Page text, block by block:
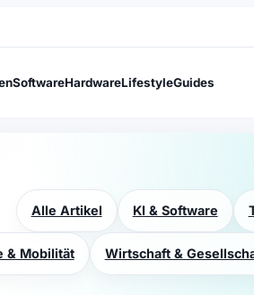
SoftwareHardwareLifestyleGuides
Alle Artikel KI & Software
& Mobilität Wirtschaft &